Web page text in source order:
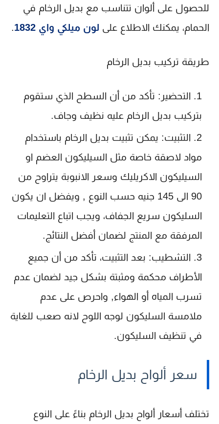
للحصول على ألوان تتناسب مع بديل الرخام في
الحمام، يمكنك الاطلاع على لون ميلكي واي 1832 .
طريقة تركيب بديل الرخام
التحضير : تأكد من أن السطح الذي ستقوم
بتركيب بديل الرخام عليه نظيف وجاف.
التثبيت: يمكن تثبيت بديل الرخام باستخدام
مواد لاصقة خاصة مثل السيليكون العضم او
السيليكون الاكريليك وسعر الانبوبة يتراوح من
90 الى 145 جنيه حسب النوع , ويفضل ان يكون
السليكون سريع الجفاف، ويجب اتباع التعليمات
المرفقة مع المنتج لضمان أفضل النتائج.
التشطيب: بعد التثبيت، تأكد من أن جميع
الأطراف محكمة ومثبتة بشكل جيد لضمان عدم
تسرب المياه أو الهواء, واحرص على عدم
ملامسة السليكون لوجه اللوح لانه صعب للغاية
في تنظيف السليكون.
سعر ألواح بديل الرخام
تختلف أسعار ألواح بديل الرخام بناءً على النوع